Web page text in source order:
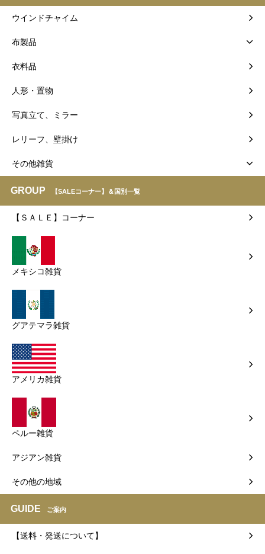
ウインドチャイム
布製品
衣料品
人形・置物
写真立て、ミラー
レリーフ、壁掛け
その他雑貨
GROUP 【SALEコーナー】＆国別一覧
【ＳＡＬＥ】コーナー
メキシコ雑貨
グアテマラ雑貨
アメリカ雑貨
ペルー雑貨
アジアン雑貨
その他の地域
GUIDE ご案内
【送料・発送について】